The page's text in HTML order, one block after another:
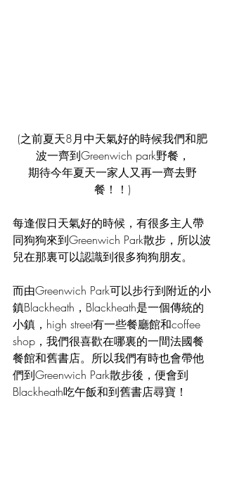
(之前夏天8月中天氣好的時候我們和肥
波一齊到Greenwich park野餐，
期待今年夏天一家人又再一齊去野
餐！！)
每逢假日天氣好的時候，有很多主人帶
同狗狗來到Greenwich Park散步，所以波
兒在那裏可以認識到很多狗狗朋友。
而由Greenwich Park可以步行到附近的小
鎮Blackheath，Blackheath是一個傳統的
小鎮，high street有一些餐廳館和coffee
shop，我們很喜歡在哪裏的一間法國餐
餐館和舊書店。所以我們有時也會帶他
們到Greenwich Park散步後，便會到
Blackheath吃午飯和到舊書店尋寶！